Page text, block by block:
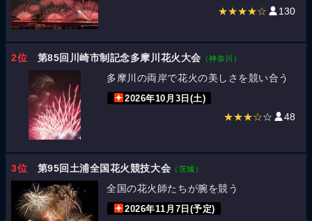
★★★★☆ 130
2位 第85回川崎市制記念多摩川花火大会 （神奈川）
多摩川の両岸で花火の美しさを競い合う
2026年10月3日(土)
★★★☆☆ 48
3位 第95回土浦全国花火競技大会 （茨城）
全国の花火師たちが腕を競う
2026年11月7日(予定)